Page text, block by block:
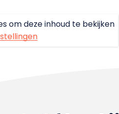
om deze inhoud te bekijken